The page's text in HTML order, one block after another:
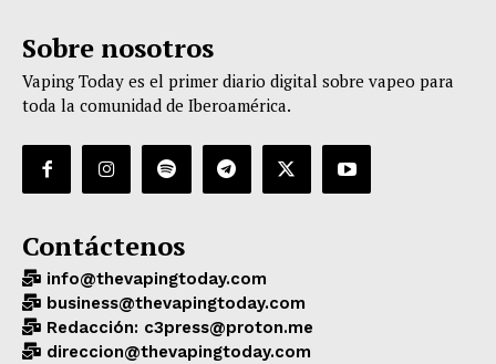
Sobre nosotros
Vaping Today es el primer diario digital sobre vapeo para
toda la comunidad de Iberoamérica.
Contáctenos
info@thevapingtoday.com
business@thevapingtoday.com
Redacción: c3press@proton.me
direccion@thevapingtoday.com